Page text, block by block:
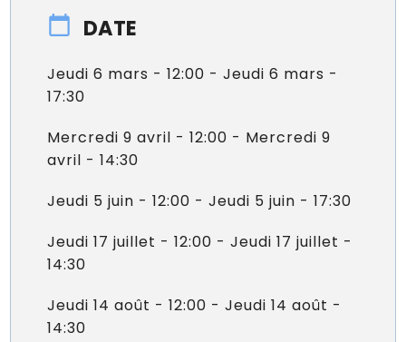
DATE
Jeudi 6 mars - 12:00 - Jeudi 6 mars -
17:30
Mercredi 9 avril - 12:00 - Mercredi 9
avril - 14:30
Jeudi 5 juin - 12:00 - Jeudi 5 juin - 17:30
Jeudi 17 juillet - 12:00 - Jeudi 17 juillet -
14:30
Jeudi 14 août - 12:00 - Jeudi 14 août -
14:30